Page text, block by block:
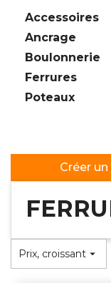
Accessoires
Ancrage
Boulonnerie
Ferrures
Poteaux
Créer
Prix, croissant 